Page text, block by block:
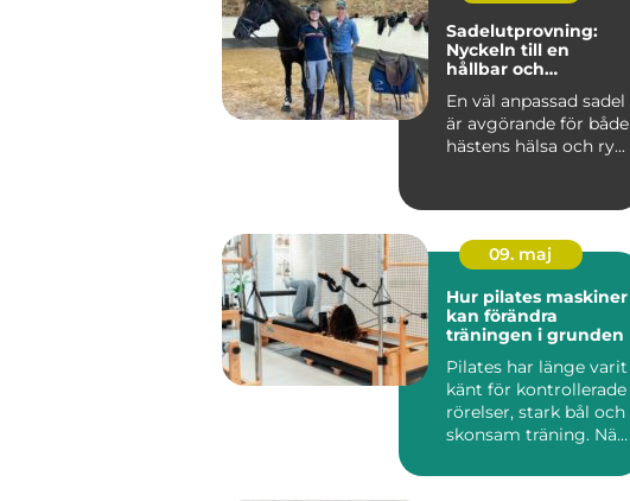
Sadelutprovning:
Nyckeln till en
hållbar och
En väl anpassad sadel
är avgörande för både
hästens hälsa och ry...
09. maj
Hur pilates maskiner
kan förändra
träningen i grunden
Pilates har länge varit
känt för kontrollerade
rörelser, stark bål och
skonsam träning. När